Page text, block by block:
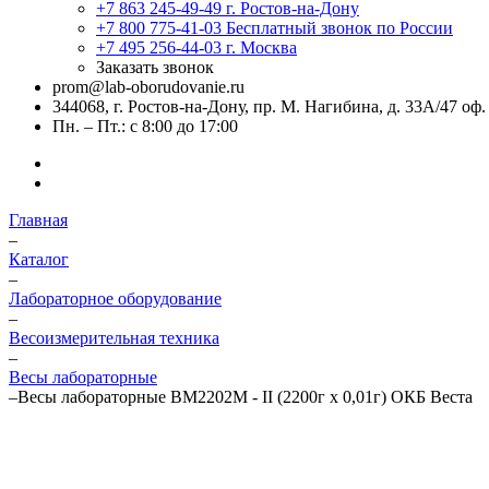
+7 863 245-49-49 г. Ростов-на-Дону
+7 800 775-41-03 Бесплатный звонок по России
+7 495 256-44-03 г. Москва
Заказать звонок
prom@lab-oborudovanie.ru
344068, г. Ростов-на-Дону, пр. М. Нагибина, д. 33А/47 оф.
Пн. – Пт.: с 8:00 до 17:00
Главная
–
Каталог
–
Лабораторное оборудование
–
Весоизмерительная техника
–
Весы лабораторные
–Весы лабораторные ВМ2202М - II (2200г х 0,01г) ОКБ Веста